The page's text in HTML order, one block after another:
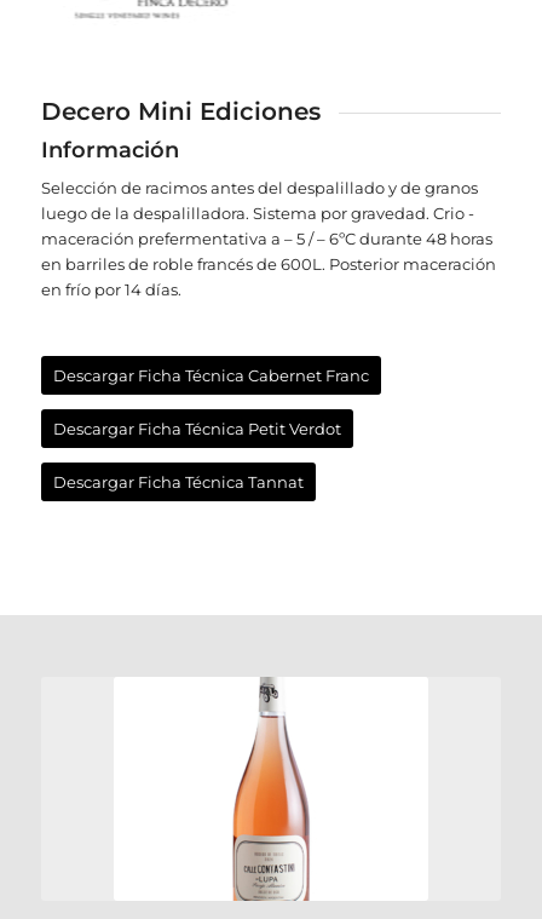
Decero Mini Ediciones
Información
Selección de racimos antes del despalillado y de granos
luego de la despalilladora. Sistema por gravedad. Crio -
maceración prefermentativa a – 5 / – 6ºC durante 48 horas
en barriles de roble francés de 600L. Posterior maceración
en frío por 14 días.
Descargar Ficha Técnica Cabernet Franc
Descargar Ficha Técnica Petit Verdot
Descargar Ficha Técnica Tannat